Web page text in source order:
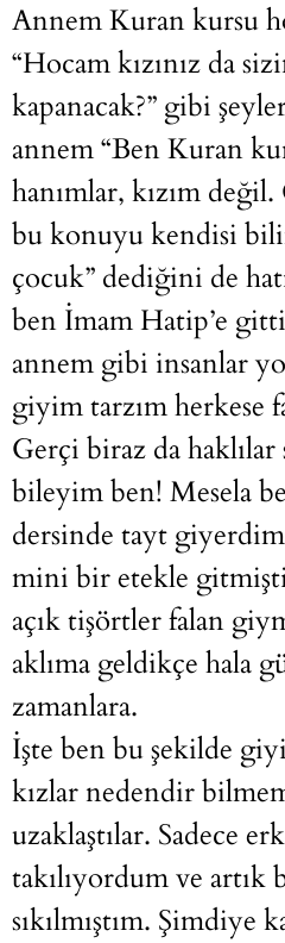
Annem Kuran kursu
“Hocam kızınız da
kapanacak?” gibi
annem “Ben Kuran
hanımlar, kızım
bu konuyu kendisi
çocuk” dediğini de
ben İmam Hatip’e
annem gibi insanlar
giyim tarzım herkese
Gerçi biraz da haklılar
bileyim ben! Mesela
dersinde tayt
mini bir etekle
açık tişörtler falan
aklıma geldikçe hala
zamanlara.
İşte ben bu şekilde
kızlar nedendir
uzaklaştılar. Sadece
takılıyordum ve artık
sıkılmıştım. Şimdiye